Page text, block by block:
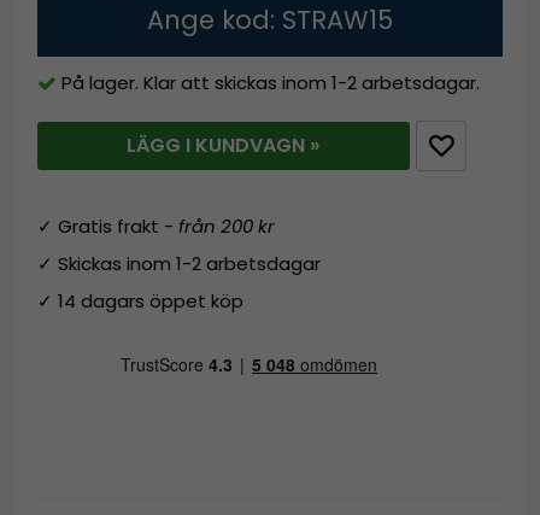
Ange kod: STRAW15
På lager. Klar att skickas inom 1-2 arbetsdagar.
LÄGG I KUNDVAGN »
✓ Gratis frakt -från 200 kr
✓ Skickas inom 1-2 arbetsdagar
✓ 14 dagars öppet köp